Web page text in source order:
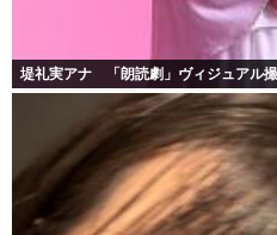
堤礼実アナ 「朗読劇」ヴィジュアル撮